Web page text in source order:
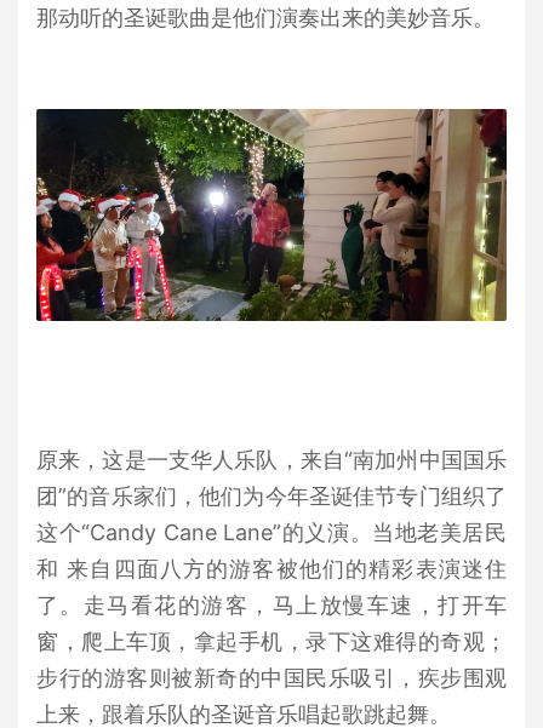
那动听的圣诞歌曲是他们演奏出来的美妙音乐。
原来，这是一支华人乐队，来自“南加州中国国乐
团”的音乐家们，他们为今年圣诞佳节专门组织了
这个“Candy Cane Lane”的义演。当地老美居民
和 来自四面八方的游客被他们的精彩表演迷住
了。走马看花的游客，马上放慢车速，打开车
窗，爬上车顶，拿起手机，录下这难得的奇观；
步行的游客则被新奇的中国民乐吸引，疾步围观
上来，跟着乐队的圣诞音乐唱起歌跳起舞。